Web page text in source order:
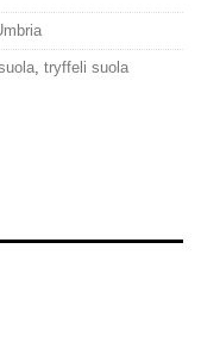
tryffeli suola